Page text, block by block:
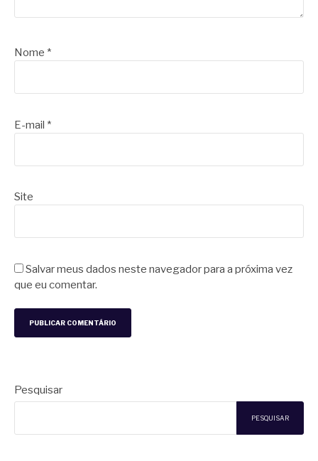
Nome *
E-mail *
Site
Salvar meus dados neste navegador para a próxima vez
que eu comentar.
Pesquisar
PESQUISAR